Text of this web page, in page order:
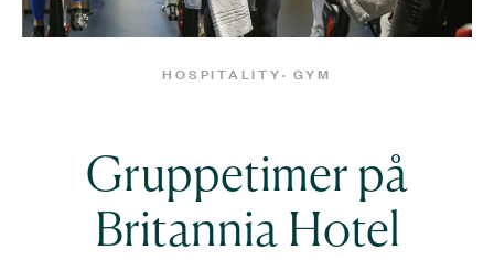
HOSPITALITY· GYM
Gruppetimer på
Britannia Hotel